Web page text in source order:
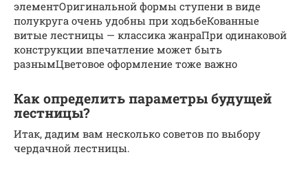
элементОригинальной формы ступени в виде
полукруга очень удобны при ходьбеКованные
витые лестницы — классика жанраПри одинаковой
конструкции впечатление может быть
разнымЦветовое оформление тоже важно
Как определить параметры будущей
лестницы?
Итак, дадим вам несколько советов по выбору
чердачной лестницы.